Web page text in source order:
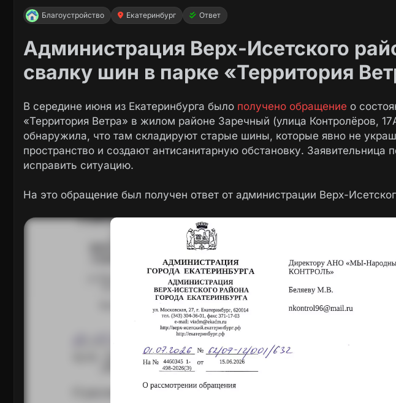
Благоустройство Екатеринбург Ответ
Администрация Верх-Исетского
свалку шин в парке «Территория
В середине июня из Екатеринбурга было получено обращение о
«Территория Ветра» в жилом районе Заречный (улица Контролёров,
обнаружила, что там складируют старые шины, которые явно не
пространство и создают антисанитарную обстановку. Заявительница
исправить ситуацию.
На это обращение был получен ответ от администрации Верх-